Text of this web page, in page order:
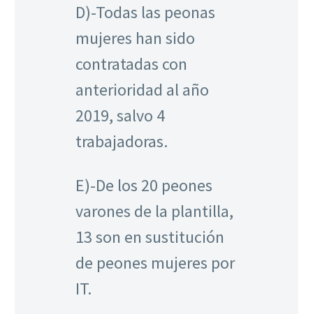
D)-Todas las peonas
mujeres han sido
contratadas con
anterioridad al año
2019, salvo 4
trabajadoras.
E)-De los 20 peones
varones de la plantilla,
13 son en sustitución
de peones mujeres por
IT.